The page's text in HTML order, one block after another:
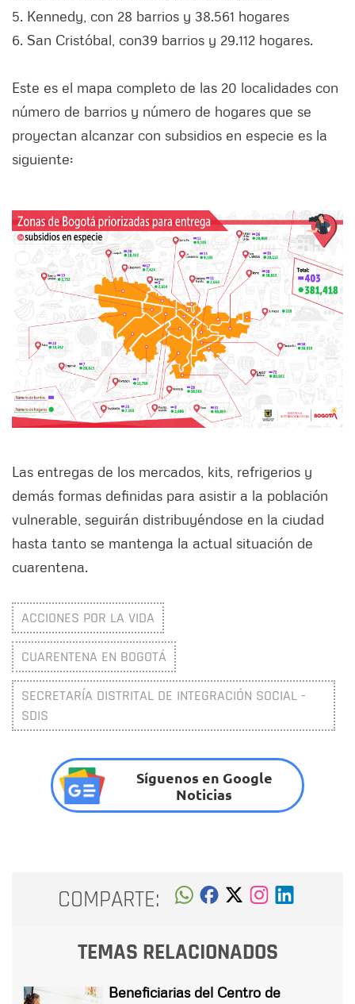
5. Kennedy, con 28 barrios y 38.561 hogares
6. San Cristóbal, con39 barrios y 29.112 hogares.
Este es el mapa completo de las 20 localidades con
número de barrios y número de hogares que se
proyectan alcanzar con subsidios en especie es la
siguiente:
Las entregas de los mercados, kits, refrigerios y
demás formas definidas para asistir a la población
vulnerable, seguirán distribuyéndose en la ciudad
hasta tanto se mantenga la actual situación de
cuarentena.
ACCIONES POR LA VIDA
CUARENTENA EN BOGOTÁ
SECRETARÍA DISTRITAL DE INTEGRACIÓN SOCIAL -
SDIS
Síguenos en Google
Noticias
COMPARTE:
TEMAS RELACIONADOS
Beneficiarias del Centro de